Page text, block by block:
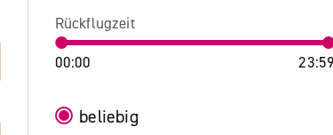
Rückflugzeit
00:00 23:59
beliebig